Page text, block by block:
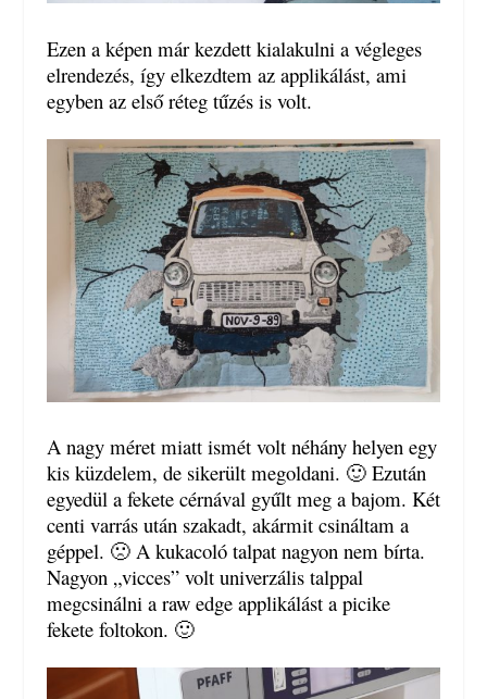
Ezen a képen már kezdett kialakulni a végleges
elrendezés, így elkezdtem az applikálást, ami
egyben az első réteg tűzés is volt.
A nagy méret miatt ismét volt néhány helyen egy
kis küzdelem, de sikerült megoldani. 🙂 Ezután
egyedül a fekete cérnával gyűlt meg a bajom. Két
centi varrás után szakadt, akármit csináltam a
géppel. 🙁 A kukacoló talpat nagyon nem bírta.
Nagyon „vicces” volt univerzális talppal
megcsinálni a raw edge applikálást a picike
fekete foltokon. 🙂